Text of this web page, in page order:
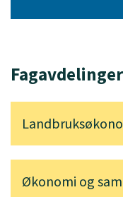
Økonomi og